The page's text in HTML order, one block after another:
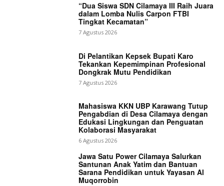
“Dua Siswa SDN Cilamaya III Raih Juara
dalam Lomba Nulis Carpon FTBI
Tingkat Kecamatan”
7 Agustus 2026
Di Pelantikan Kepsek Bupati Karo
Tekankan Kepemimpinan Profesional
Dongkrak Mutu Pendidikan
7 Agustus 2026
Mahasiswa KKN UBP Karawang Tutup
Pengabdian di Desa Cilamaya dengan
Edukasi Lingkungan dan Penguatan
Kolaborasi Masyarakat
6 Agustus 2026
Jawa Satu Power Cilamaya Salurkan
Santunan Anak Yatim dan Bantuan
Sarana Pendidikan untuk Yayasan Al
Muqorrobin